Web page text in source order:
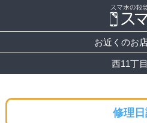
お近くのお
西11丁
修理